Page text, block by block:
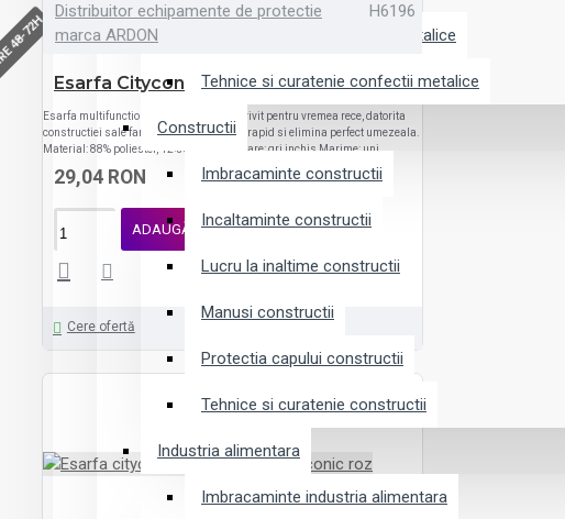
Protectia capului confectii metalice
Tehnice si curatenie confectii metalice
Constructii
Imbracaminte constructii
Incaltaminte constructii
Lucru la inaltime constructii
Manusi constructii
Protectia capului constructii
Tehnice si curatenie constructii
Industria alimentara
Imbracaminte industria alimentara
72H
Distribuitor echipamente de protectie
marca ARDON
H6196
Esarfa Cityconic Kaki
Esarfa multifunctionala Ardon ADEX Potrivit pentru vremea rece, datorita
constructiei sale fara cusaturi, se usuca rapid si elimina perfect umezeala.
Material: 88% poliester, 12% elastan Culoare: gri inchis Marime: uni..
29,04 RON
ADAUGĂ ÎN COŞ
Cere ofertă